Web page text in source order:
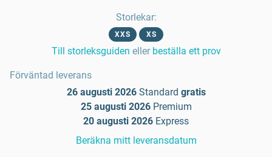
Storlekar:
XXS XS
Till storleksguiden eller beställa ett prov
Förväntad leverans
26 augusti 2026 Standard gratis
25 augusti 2026 Premium
20 augusti 2026 Express
Beräkna mitt leveransdatum